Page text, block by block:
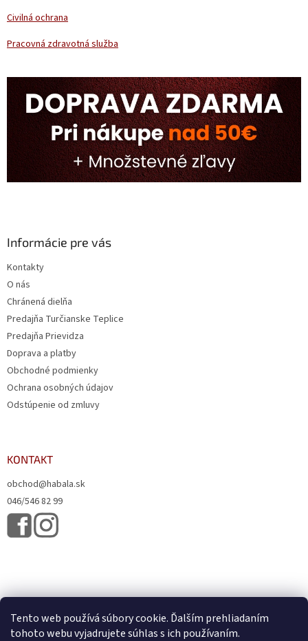
Tento web používá súbory cookie. Ďalším prehliadaním
tohoto webu vyjadrujete súhlas s ich používaním.
Civilná ochrana
Pracovná zdravotná služba
Informácie pre vás
Kontakty
O nás
Chránená dielňa
Predajňa Turčianske Teplice
Predajňa Prievidza
Doprava a platby
Obchodné podmienky
Ochrana osobných údajov
Odstúpenie od zmluvy
KONTAKT
obchod@habala.sk
046/546 82 99